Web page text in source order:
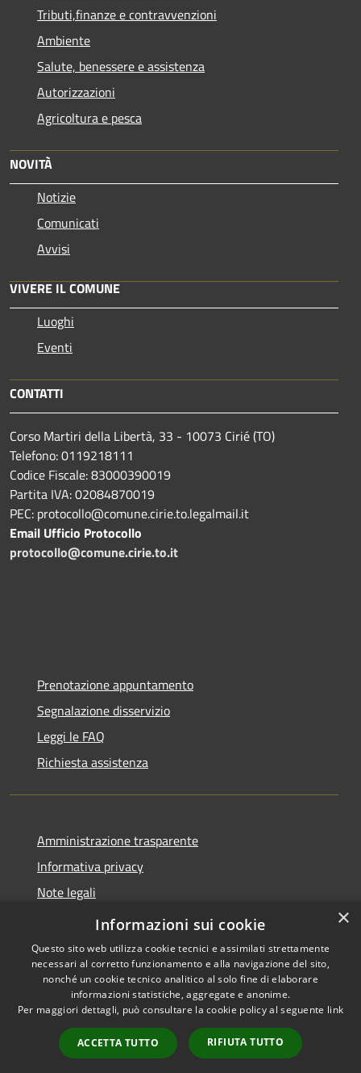
Tributi,finanze e contravvenzioni
Ambiente
Salute, benessere e assistenza
Autorizzazioni
Agricoltura e pesca
NOVITÀ
Notizie
Comunicati
Avvisi
VIVERE IL COMUNE
Luoghi
Eventi
CONTATTI
Corso Martiri della Libertà, 33 - 10073 Cirié (TO)
Telefono: 0119218111
Codice Fiscale: 83000390019
Partita IVA: 02084870019
PEC: protocollo@comune.cirie.to.legalmail.it
Email Ufficio Protocollo
protocollo@comune.cirie.to.it
Prenotazione appuntamento
Segnalazione disservizio
Leggi le FAQ
Richiesta assistenza
Amministrazione trasparente
Informativa privacy
Note legali
Dichiarazione di accessibilità
Accessibilità
Copyright © 2026 • Città di
Cirié • Powered by
Municipium•
Accesso
redazione
×
Informazioni sui cookie
Questo sito web utilizza cookie tecnici e assimilati strettamente
necessari al corretto funzionamento e alla navigazione del sito,
nonché un cookie tecnico analitico al solo fine di elaborare
informazioni statistiche, aggregate e anonime.
Per maggiori dettagli, può consultare la cookie policy al seguente link
ACCETTA TUTTO RIFIUTA TUTTO